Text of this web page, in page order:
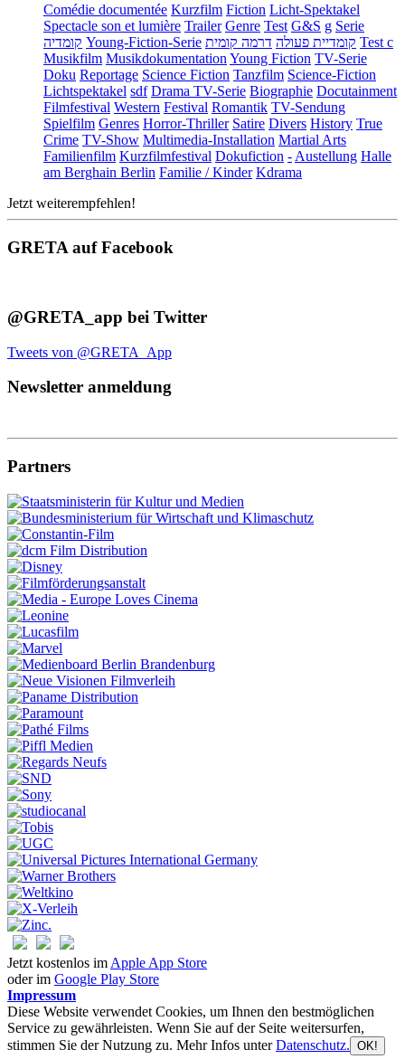
Comédie documentée Kurzfilm Fiction Licht-Spektakel
Spectacle son et lumière Trailer Genre Test G&S g Serie
קומדיה Young-Fiction-Serie קומדיית פעולה דרמה קומית
Test c
Musikfilm Musikdokumentation Young Fiction TV-Serie
Doku Reportage Science Fiction Tanzfilm Science-Fiction
Lichtspektakel sdf Drama TV-Serie Biographie Docutainment
Filmfestival Western Festival Romantik TV-Sendung
Spielfilm Genres Horror-Thriller Satire Divers History True
Crime TV-Show Multimedia-Installation Martial Arts
Familienfilm Kurzfilmfestival Dokufiction - Austellung Halle
am Berghain Berlin Familie / Kinder Kdrama
Jetzt weiterempfehlen!
GRETA auf Facebook
@GRETA_app bei Twitter
Tweets von @GRETA_App
Newsletter anmeldung
Partners
Jetzt kostenlos im Apple App Store
oder im Google Play Store
Impressum
Diese Website verwendet Cookies, um Ihnen den bestmöglichen
Service zu gewährleisten. Wenn Sie auf der Seite weitersurfen,
stimmen Sie der Nutzung zu. Mehr Infos unterDatenschutz. OK!